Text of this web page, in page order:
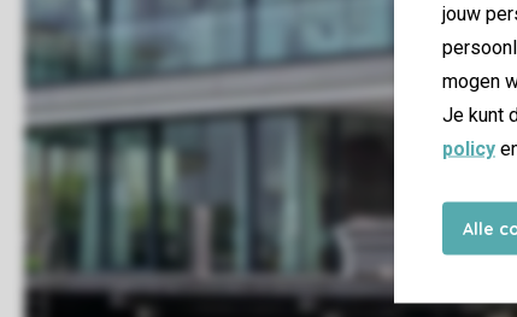
jouw
mogen
Je kunt
policy
Alle